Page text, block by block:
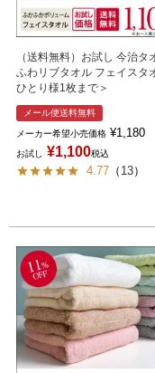
（送料無料）お試し 今治タ
ふわリブタオル フェイスタ
ひとり様1枚まで＞
メール便送料無料
メーカー希望小売価格 ¥1,180
お試し ¥1,100税込
4.77 （ 13）